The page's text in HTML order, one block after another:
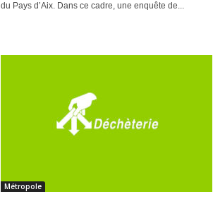
du Pays d’Aix. Dans ce cadre, une enquête de...
Métropole